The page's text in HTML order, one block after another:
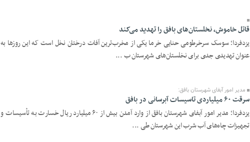
قاتل خاموش، نخلستان‌های بافق را تهدید می‌کند
یزدفردا؛ سوسک سرخرطومی حنایی خرما یکی از مخرب‌ترین آفات درختان نخل است که این روزها به
عنوان تهدیدی جدی برای نخلستان‌های شهرستان ب ...
مدیر امور آبفای شهرستان بافق:
سرقت ۶۰ میلیاردی تاسیسات آبرسانی در بافق
یزدفردا؛ مدیر امور آبفای شهرستان بافق از وارد آمدن بیش از ۶۰ میلیارد ریال خسارت به تأسیسات و
تجهیزات چاه‌های آب شرب این شهرستان طی ...